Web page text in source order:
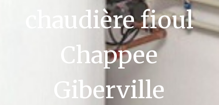
chaudière fioul
Chappee
Giberville